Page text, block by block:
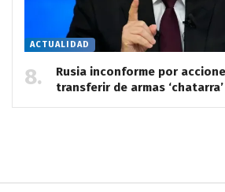
ACTUALIDAD
Rusia inconforme por
transferir de armas